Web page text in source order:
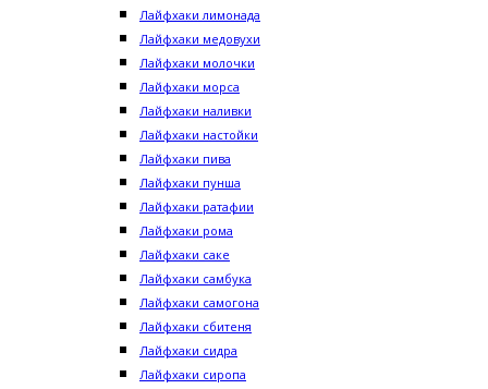
Лайфхаки лимонада
Лайфхаки медовухи
Лайфхаки молочки
Лайфхаки морса
Лайфхаки наливки
Лайфхаки настойки
Лайфхаки пива
Лайфхаки пунша
Лайфхаки ратафии
Лайфхаки рома
Лайфхаки саке
Лайфхаки самбука
Лайфхаки самогона
Лайфхаки сбитеня
Лайфхаки сидра
Лайфхаки сиропа